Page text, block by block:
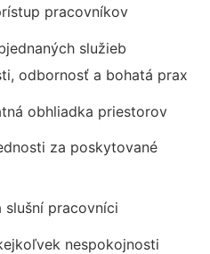
pracovníkov
služieb
odbornosť a bohatá prax
obhliadka priestorov
za poskytované
slušní pracovníci
nespokojnosti